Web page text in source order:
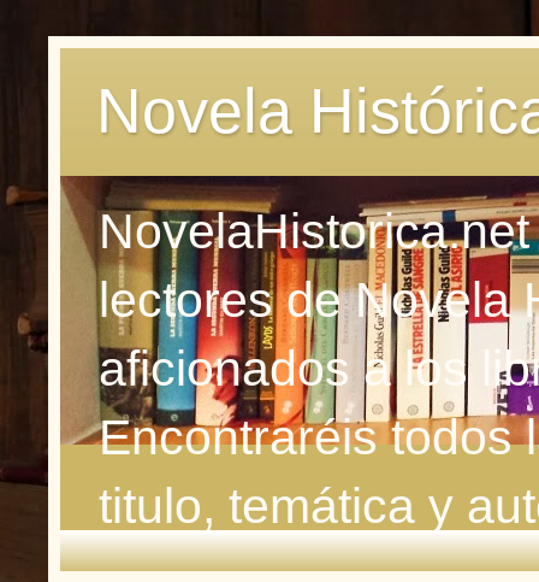
Novela
lectores de Novela
aficionados a los
Encontraréis todos
titulo, temática y